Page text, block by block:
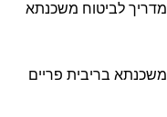
מדריך לביטוח משכנתא
משכנתא בריבית פריים